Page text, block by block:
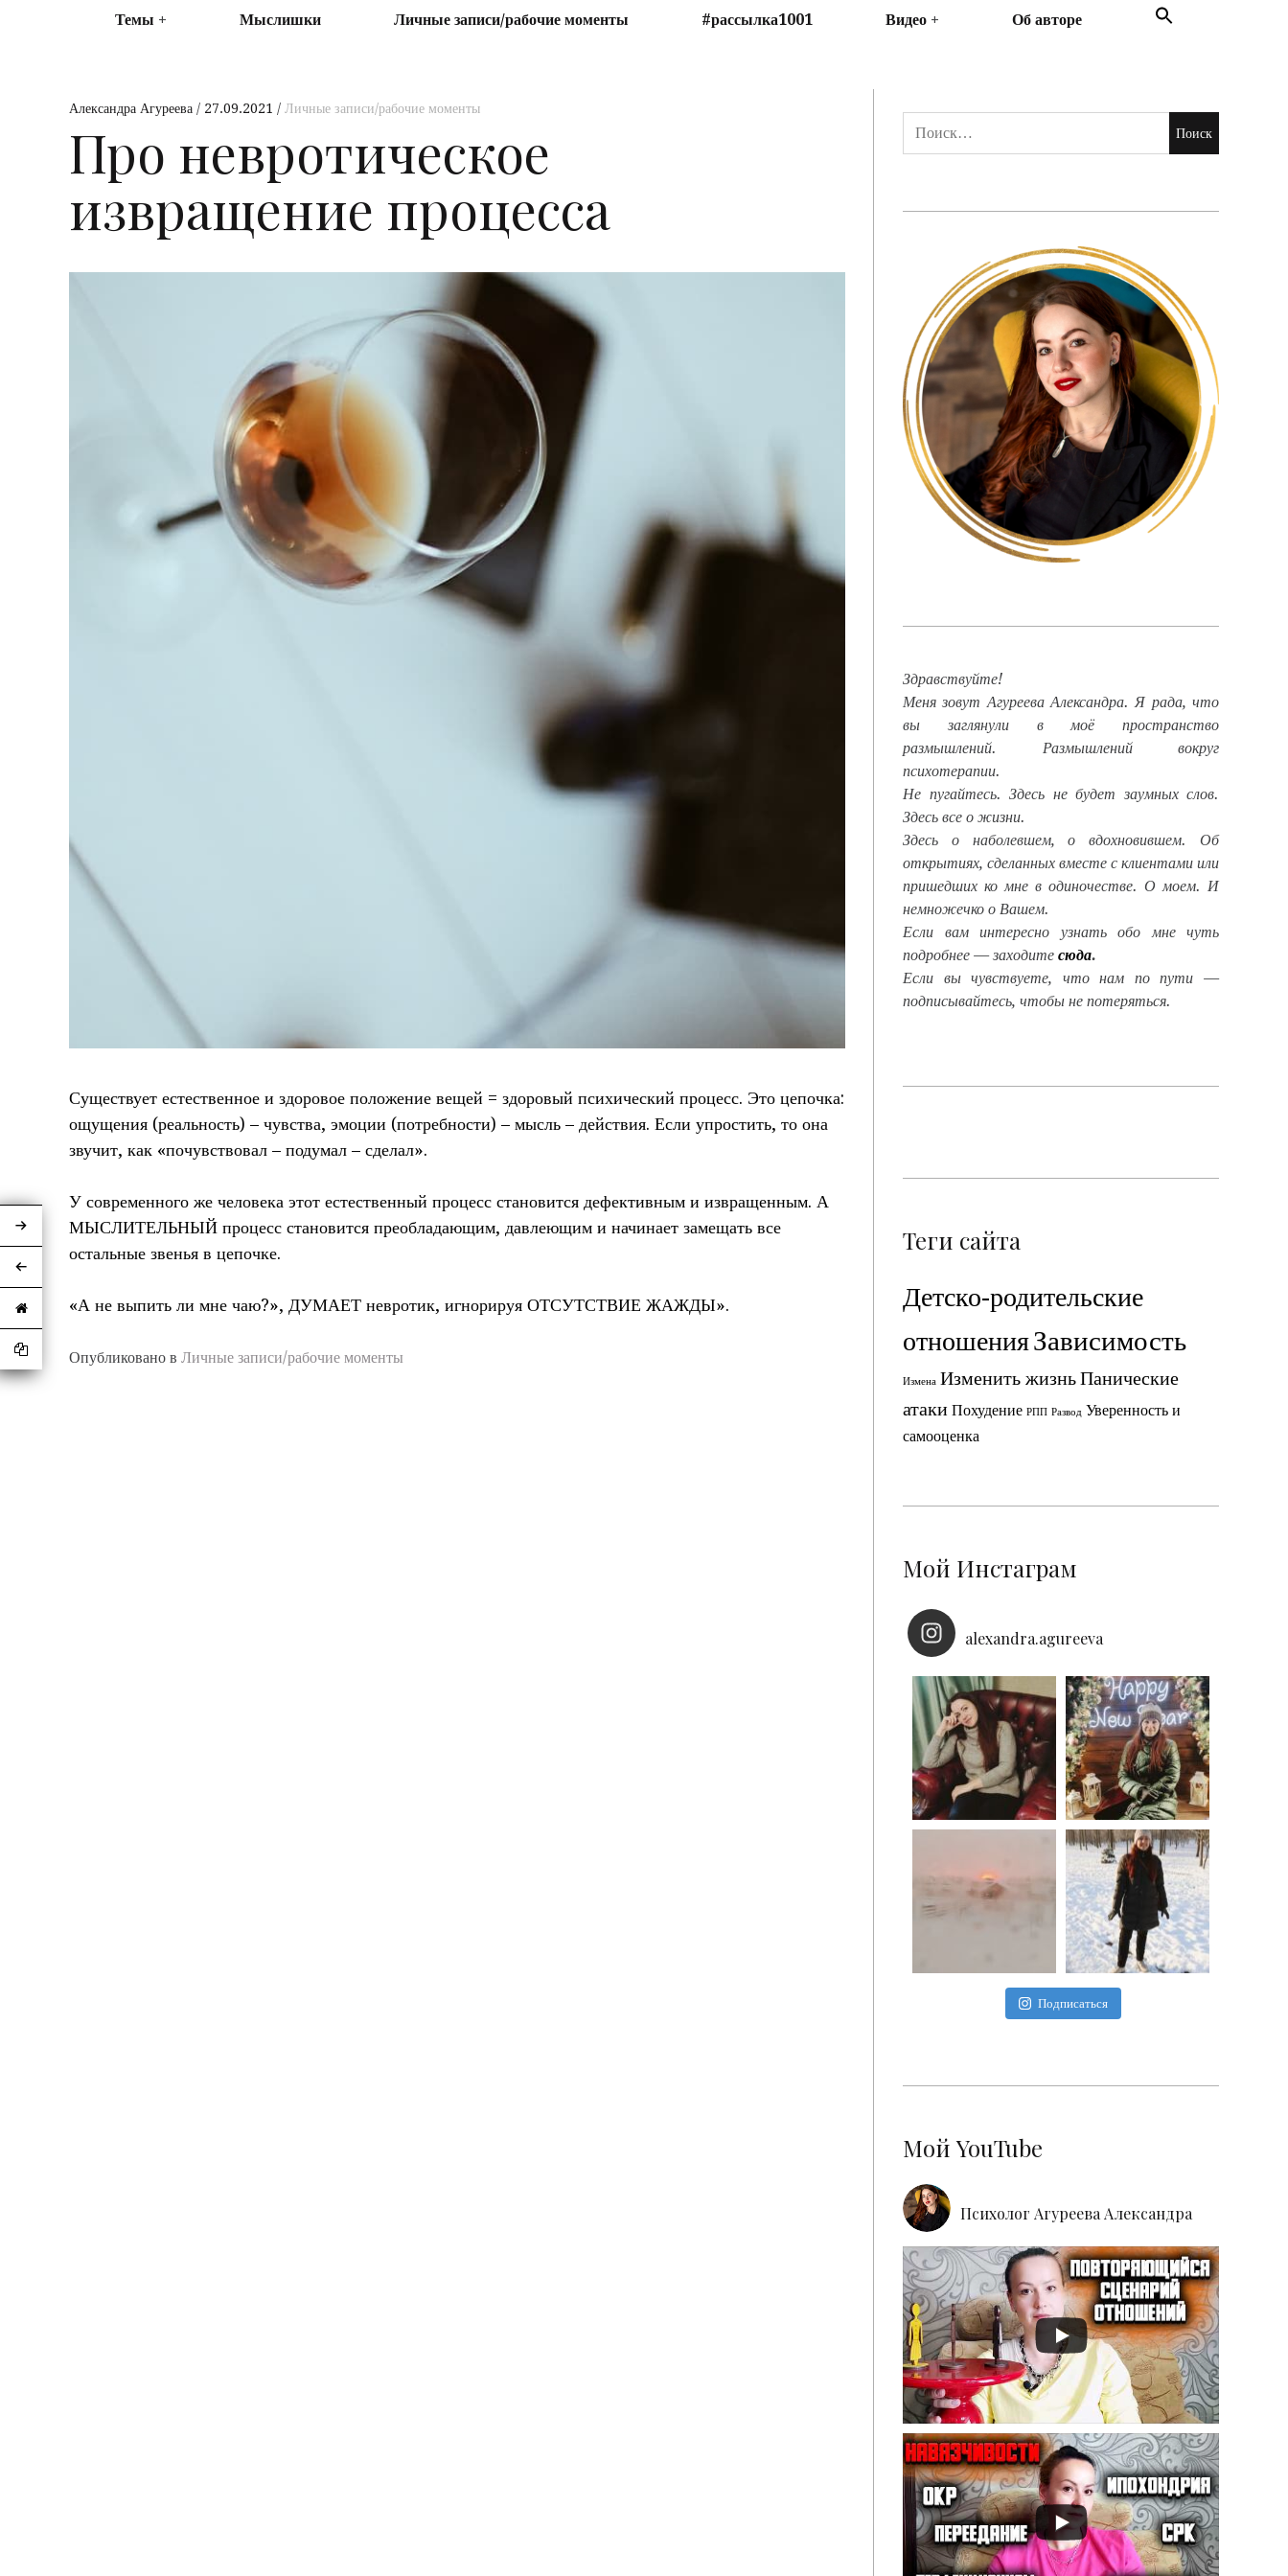
Темы Мыслишки Личные записи/рабочие моменты #рассылка1001 Видео Об авторе
Александра Агуреева 27.09.2021 Личные записи/рабочие моменты
Про невротическое
извращение процесса
Существует естественное и здоровое положение вещей = здоровый психический процесс. Это цепочка:
ощущения (реальность) – чувства, эмоции (потребности) – мысль – действия. Если упростить, то она
звучит, как «почувствовал – подумал – сделал».
У современного же человека этот естественный процесс становится дефективным и извращенным. А
МЫСЛИТЕЛЬНЫЙ процесс становится преобладающим, давлеющим и начинает замещать все
остальные звенья в цепочке.
«А не выпить ли мне чаю?», ДУМАЕТ невротик, игнорируя ОТСУТСТВИЕ ЖАЖДЫ».
Опубликовано в Личные записи/рабочие моменты
Здравствуйте!
Меня зовут Агуреева Александра. Я рада, что
вы заглянули в моё пространство
размышлений. Размышлений вокруг
психотерапии.
Не пугайтесь. Здесь не будет заумных слов.
Здесь все о жизни.
Здесь о наболевшем, о вдохновившем. Об
открытиях, сделанных вместе с клиентами или
пришедших ко мне в одиночестве. О моем. И
немножечко о Вашем.
Если вам интересно узнать обо мне чуть
подробнее — заходите сюда.
Если вы чувствуете, что нам по пути —
подписывайтесь, чтобы не потеряться.
Теги сайта
Детско-родительские
отношенияЗависимость
Измена Изменить жизньПанические
атаки Похудение РПП Развод Уверенность и
самооценка
Мой Инстаграм
alexandra.agureeva
Подписаться
Мой YouTube
Психолог Агуреева Александра